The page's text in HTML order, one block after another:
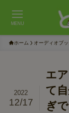
MENU
ホーム オーディオブッ
エ
て
ぎ
2022
12/17